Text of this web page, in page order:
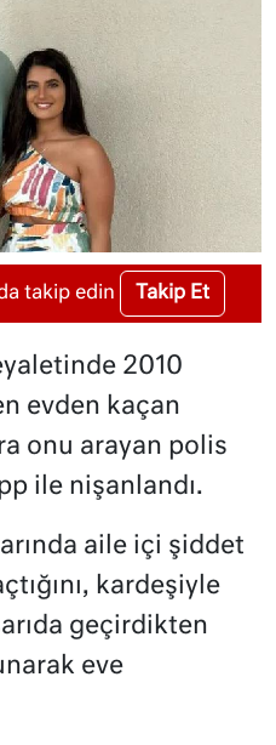
takip edin Takip Et
2010
evden kaçan
onu arayan polis
ile nişanlandı.
aile içi şiddet
kardeşiyle
geçirdikten
eve